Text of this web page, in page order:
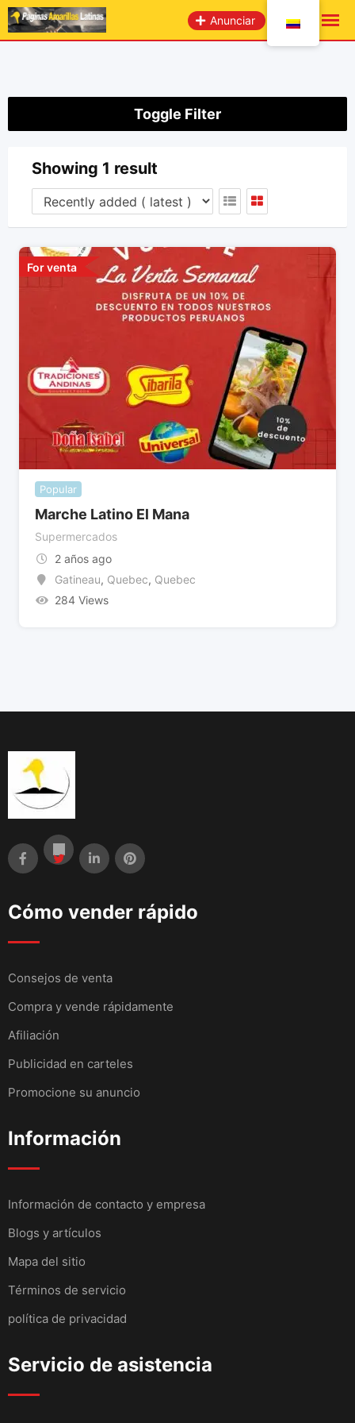
saltar
al
Anunciar
Toggle Filter
Showing 1 result
For venta
Popular
Marche Latino El Mana
Supermercados
2 años ago
Gatineau, Quebec, Quebec
284 Views
Cómo vender rápido
Consejos de venta
Compra y vende rápidamente
Afiliación
Publicidad en carteles
Promocione su anuncio
Información
Información de contacto y empresa
Blogs y artículos
Mapa del sitio
Términos de servicio
política de privacidad
Servicio de asistencia